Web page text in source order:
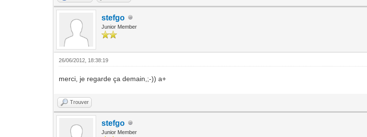
stefgo
Junior Member
26/06/2012, 18:38:19
merci, je regarde ça demain,;-)) a+
Trouver
stefgo
Junior Member